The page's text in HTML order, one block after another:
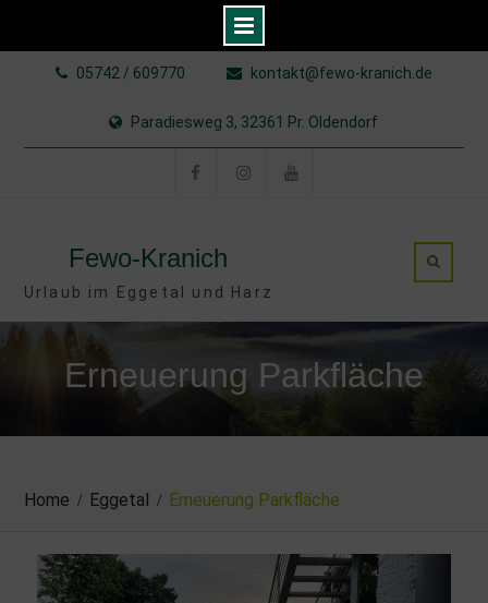
05742 / 609770 kontakt@fewo-kranich.de
Paradiesweg 3, 32361 Pr. Oldendorf
Fewo-Kranich
Urlaub im Eggetal und Harz
Erneuerung Parkfläche
Home Eggetal Erneuerung Parkfläche